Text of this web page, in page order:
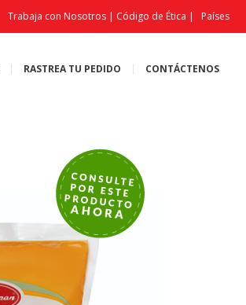
Trabaja con Nosotros | Código de Ética | Países
RASTREA TU PEDIDO CONTÁCTENOS